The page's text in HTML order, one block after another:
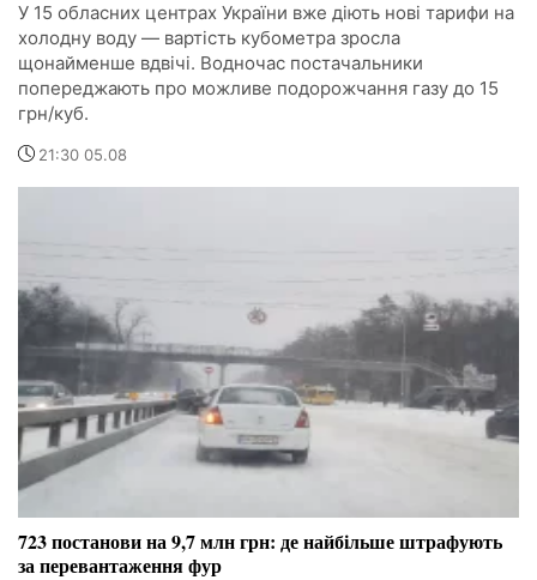
У 15 обласних центрах України вже діють нові тарифи на
холодну воду — вартість кубометра зросла
щонайменше вдвічі. Водночас постачальники
попереджають про можливе подорожчання газу до 15
грн/куб.
21:30 05.08
723 постанови на 9,7 млн грн: де найбільше штрафують
за перевантаження фур